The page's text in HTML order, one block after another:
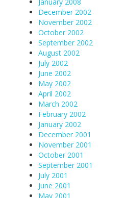
December 2002
November 2002
October 2002
September 2002
August 2002
July 2002
June 2002
May 2002
April 2002
March 2002
February 2002
January 2002
December 2001
November 2001
October 2001
September 2001
July 2001
June 2001
May 2001